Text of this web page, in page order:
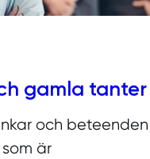
gamla tanter
och beteenden
är